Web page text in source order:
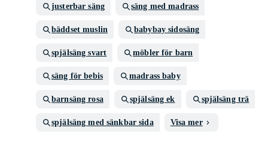
justerbar säng säng med madrass
bäddset muslin babybay sidosäng
spjälsäng svart möbler för barn
säng för bebis madrass baby
barnsäng rosa spjälsäng ek spjälsäng trä
spjälsäng med sänkbar sida Visa mer